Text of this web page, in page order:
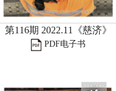
第116期 2022.11《慈济》
PDF电子书